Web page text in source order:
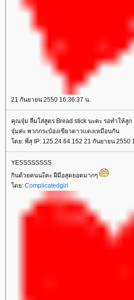
21 กันยายน 2550 16:36:37 น.
คุณจุ๋ม ลืมใส่สูตร Bread stick นะคะ รอทำให้ลู
จุ๋มค่ะ พวกกระป๋องเขียวดาวแดงเหมือนกัน
โดย: พี่สุ IP: 125.24.64.152 21 กันยายน 2550
YESSSSSSSS
กินด้วยคนนะึคะ ฝีมือสุดยอดมากๆ
โดย: Complicatedgirl